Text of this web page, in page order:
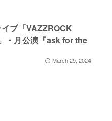
イブ「VAZZROCK
・月公演『ask for the
March 29, 2024